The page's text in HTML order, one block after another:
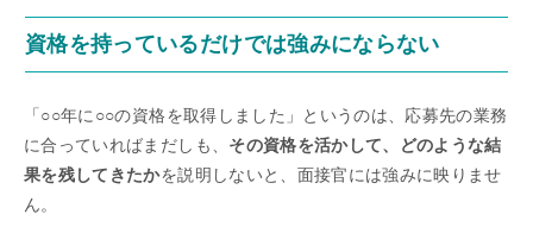
資格を持っているだけでは強みにならない
「○○年に○○の資格を取得しました」というのは、応募先の業務
に合っていればまだしも、 その資格を活かして、どのような結
果を残してきたかを説明しないと、面接官には強みに映りませ
ん。